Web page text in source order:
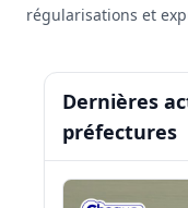
régularisations et
Dernières
préfectures